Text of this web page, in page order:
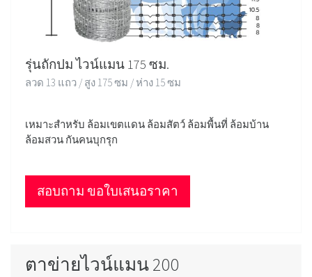
รุ่นถักปม ไวน์แมน 175 ซม.
ลวด 13 แถว / สูง 175 ซม / ห่าง 15 ซม
เหมาะสำหรับ ล้อมเขตแดน ล้อมสัตว์ ล้อมพื้นที่ ล้อมบ้าน
ล้อมสวน กันคนบุกรุก
สอบถาม ขอใบเสนอราคา
ตาข่ายไวน์แมน 200